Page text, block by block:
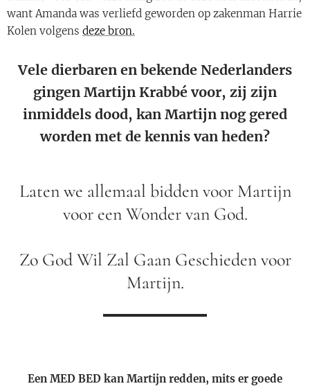
want Amanda was verliefd geworden op zakenman Harrie
Kolen volgens deze bron.
Vele dierbaren en bekende Nederlanders
gingen Martijn Krabbé voor, zij zijn
inmiddels dood, kan Martijn nog gered
worden met de kennis van heden?
Laten we allemaal bidden voor Martijn
voor een Wonder van God.
Zo God Wil Zal Gaan Geschieden voor
Martijn.
Een MED BED kan Martijn redden, mits er goede